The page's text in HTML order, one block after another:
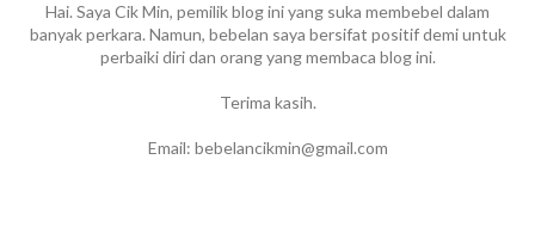
Hai. Saya Cik Min, pemilik blog ini yang suka membebel dalam
banyak perkara. Namun, bebelan saya bersifat positif demi untuk
perbaiki diri dan orang yang membaca blog ini.
Terima kasih.
Email: bebelancikmin@gmail.com